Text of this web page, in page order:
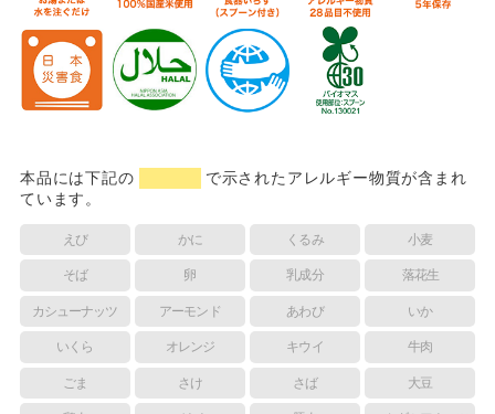
本品には下記の
で示されたアレルギー物質が含まれ
ています。
えび かに くるみ 小麦
そば 卵 乳成分 落花生
カシューナッツ アーモンド あわび いか
いくら オレンジ キウイ 牛肉
ごま さけ さば 大豆